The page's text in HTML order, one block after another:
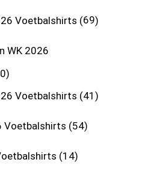
Voetbalshirts 69
WK 2026
Voetbalshirts 41
Voetbalshirts 54
14